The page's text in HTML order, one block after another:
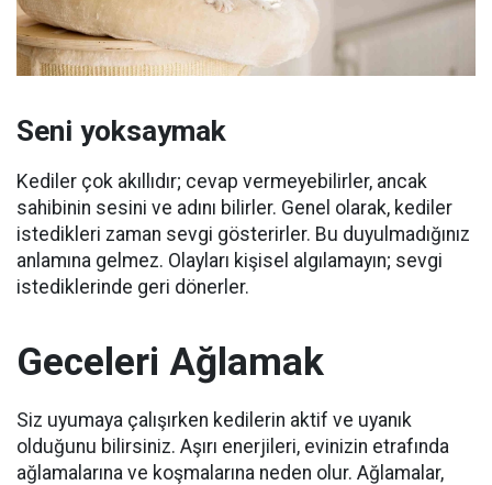
Seni yoksaymak
Kediler çok akıllıdır; cevap vermeyebilirler, ancak
sahibinin sesini ve adını bilirler. Genel olarak, kediler
istedikleri zaman sevgi gösterirler. Bu duyulmadığınız
anlamına gelmez. Olayları kişisel algılamayın; sevgi
istediklerinde geri dönerler.
Geceleri Ağlamak
Siz uyumaya çalışırken kedilerin aktif ve uyanık
olduğunu bilirsiniz. Aşırı enerjileri, evinizin etrafında
ağlamalarına ve koşmalarına neden olur. Ağlamalar,